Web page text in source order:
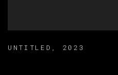
UNTITLED , 2023